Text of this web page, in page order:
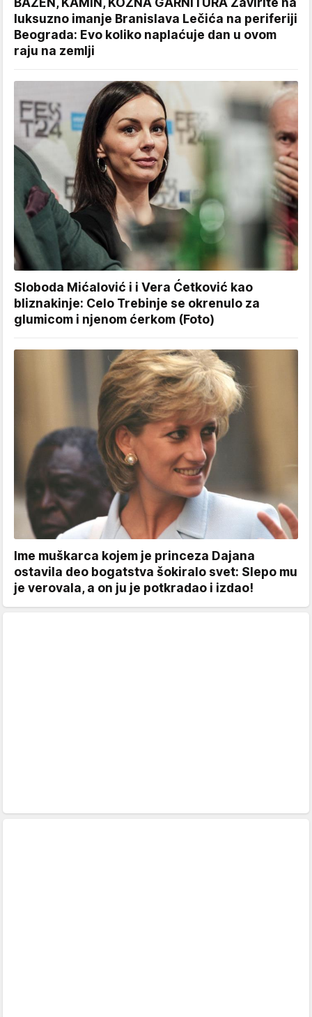
luksuzno imanje Branislava Lečića na periferiji
Beograda: Evo koliko naplaćuje dan u ovom
raju na zemlji
Sloboda Mićalović i i Vera Ćetković kao
bliznakinje: Celo Trebinje se okrenulo za
glumicom i njenom ćerkom (Foto)
Ime muškarca kojem je princeza Dajana
ostavila deo bogatstva šokiralo svet: Slepo mu
je verovala, a on ju je potkradao i izdao!